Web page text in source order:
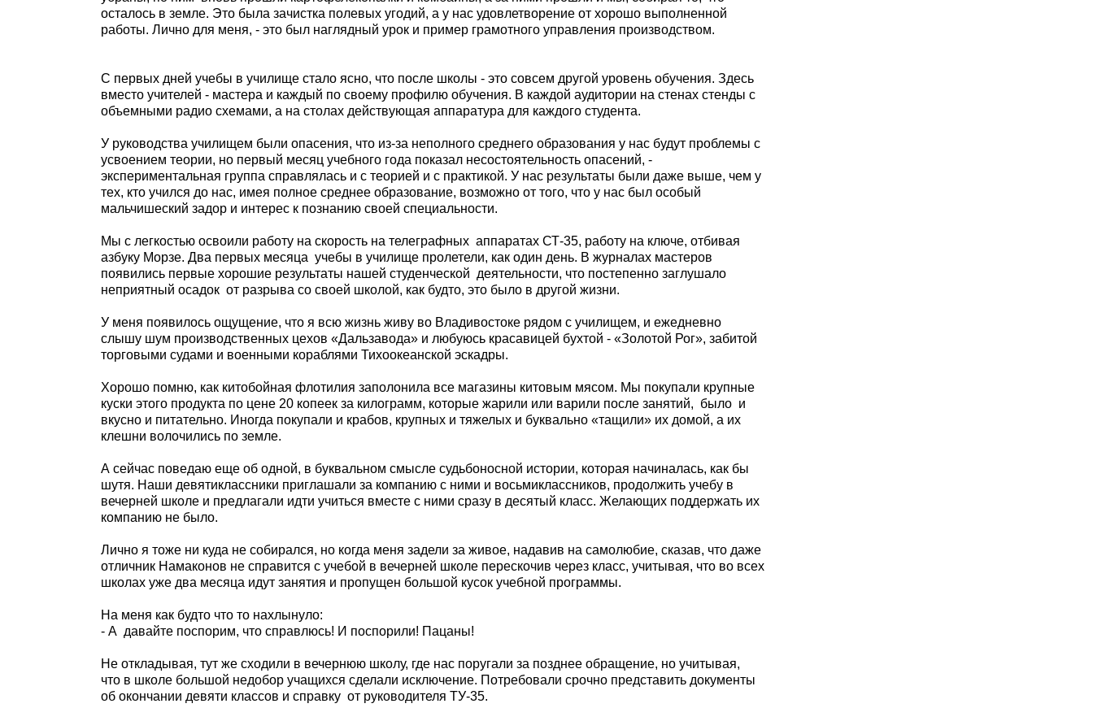
осталось в земле. Это была зачистка полевых угодий, а у нас удовлетворение от хорошо выполненной
работы. Лично для меня, - это был наглядный урок и пример грамотного управления производством.
С первых дней учебы в училище стало ясно, что после школы - это совсем другой уровень обучения. Здесь
вместо учителей - мастера и каждый по своему профилю обучения. В каждой аудитории на стенах стенды с
объемными радио схемами, а на столах действующая аппаратура для каждого студента.
У руководства училищем были опасения, что из-за неполного среднего образования у нас будут проблемы с
усвоением теории, но первый месяц учебного года показал несостоятельность опасений, -
экспериментальная группа справлялась и с теорией и с практикой. У нас результаты были даже выше, чем у
тех, кто учился до нас, имея полное среднее образование, возможно от того, что у нас был особый
мальчишеский задор и интерес к познанию своей специальности.
Мы с легкостью освоили работу на скорость на телеграфных аппаратах СТ-35, работу на ключе, отбивая
азбуку Морзе. Два первых месяца учебы в училище пролетели, как один день. В журналах мастеров
появились первые хорошие результаты нашей студенческой деятельности, что постепенно заглушало
неприятный осадок от разрыва со своей школой, как будто, это было в другой жизни.
У меня появилось ощущение, что я всю жизнь живу во Владивостоке рядом с училищем, и ежедневно
слышу шум производственных цехов «Дальзавода» и любуюсь красавицей бухтой - «Золотой Рог», забитой
торговыми судами и военными кораблями Тихоокеанской эскадры.
Хорошо помню, как китобойная флотилия заполонила все магазины китовым мясом. Мы покупали крупные
куски этого продукта по цене 20 копеек за килограмм, которые жарили или варили после занятий, было и
вкусно и питательно. Иногда покупали и крабов, крупных и тяжелых и буквально «тащили» их домой, а их
клешни волочились по земле.
А сейчас поведаю еще об одной, в буквальном смысле судьбоносной истории, которая начиналась, как бы
шутя. Наши девятиклассники приглашали за компанию с ними и восьмиклассников, продолжить учебу в
вечерней школе и предлагали идти учиться вместе с ними сразу в десятый класс. Желающих поддержать их
компанию не было.
Лично я тоже ни куда не собирался, но когда меня задели за живое, надавив на самолюбие, сказав, что даже
отличник Намаконов не справится с учебой в вечерней школе перескочив через класс, учитывая, что во всех
школах уже два месяца идут занятия и пропущен большой кусок учебной программы.
На меня как будто что то нахлынуло:
- А давайте поспорим, что справлюсь! И поспорили! Пацаны!
Не откладывая, тут же сходили в вечернюю школу, где нас поругали за позднее обращение, но учитывая,
что в школе большой недобор учащихся сделали исключение. Потребовали срочно представить документы
об окончании девяти классов и справку от руководителя ТУ-35.